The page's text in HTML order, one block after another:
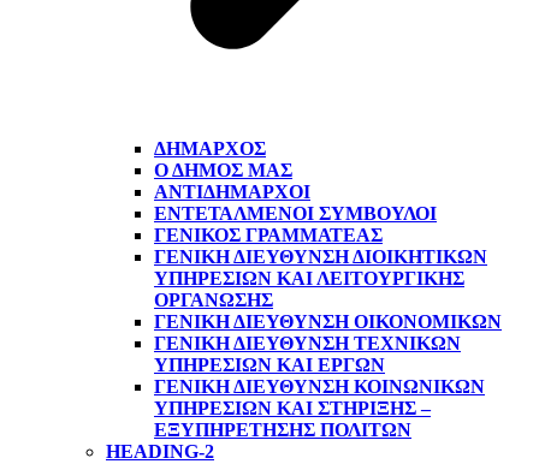
ΔΉΜΑΡΧΟΣ
Ο ΔΗΜΟΣ ΜΑΣ
ΑΝΤΙΔΉΜΑΡΧΟΙ
ΕΝΤΕΤΑΛΜΈΝΟΙ ΣΎΜΒΟΥΛΟΙ
ΓΕΝΙΚΌΣ ΓΡΑΜΜΑΤΈΑΣ
ΓΕΝΙΚΉ ΔΙΕΎΘΥΝΣΗ ΔΙΟΙΚΗΤΙΚΏΝ
ΥΠΗΡΕΣΙΏΝ ΚΑΙ ΛΕΙΤΟΥΡΓΙΚΉΣ
ΟΡΓΆΝΩΣΗΣ
ΓΕΝΙΚΉ ΔΙΕΎΘΥΝΣΗ ΟΙΚΟΝΟΜΙΚΏΝ
ΓΕΝΙΚΉ ΔΙΕΎΘΥΝΣΗ ΤΕΧΝΙΚΏΝ
ΥΠΗΡΕΣΙΏΝ ΚΑΙ ΈΡΓΩΝ
ΓΕΝΙΚΉ ΔΙΕΎΘΥΝΣΗ ΚΟΙΝΩΝΙΚΏΝ
ΥΠΗΡΕΣΙΏΝ ΚΑΙ ΣΤΉΡΙΞΗΣ –
ΕΞΥΠΗΡΈΤΗΣΗΣ ΠΟΛΙΤΏΝ
HEADING-2